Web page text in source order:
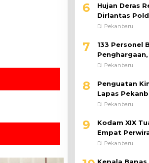
6
Hujan Deras
Dirlantas
Langsung
Di Pekanbaru
7
133 Personel
Penghargaan,
Kepercayaan
Di Pekanbaru
8
Penguatan
Lapas
Dirjenpas
Di Pekanbaru
9
Kodam XIX
Empat
Regenerasi
Di Pekanbaru